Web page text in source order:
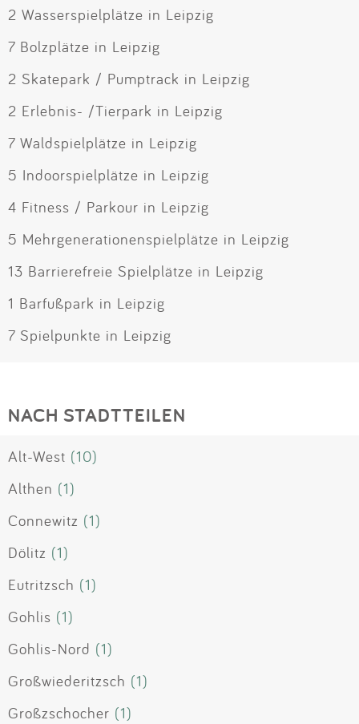
2 Wasserspielplätze in Leipzig
7 Bolzplätze in Leipzig
2 Skatepark / Pumptrack in Leipzig
2 Erlebnis- /Tierpark in Leipzig
7 Waldspielplätze in Leipzig
5 Indoorspielplätze in Leipzig
4 Fitness / Parkour in Leipzig
5 Mehrgenerationenspielplätze in Leipzig
13 Barrierefreie Spielplätze in Leipzig
1 Barfußpark in Leipzig
7 Spielpunkte in Leipzig
NACH STADTTEILEN
Alt-West (10)
Althen (1)
Connewitz (1)
Dölitz (1)
Eutritzsch (1)
Gohlis (1)
Gohlis-Nord (1)
Großwiederitzsch (1)
Großzschocher (1)